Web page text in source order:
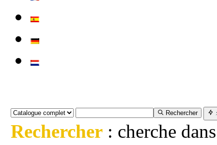
Rechercher
Rechercher : cherche